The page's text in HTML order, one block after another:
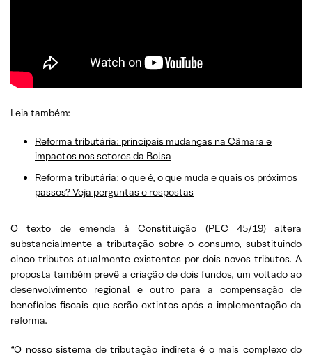
Leia também:
Reforma tributária: principais mudanças na Câmara e
impactos nos setores da Bolsa
Reforma tributária: o que é, o que muda e quais os próximos
passos? Veja perguntas e respostas
O texto de emenda à Constituição (PEC 45/19) altera
substancialmente a tributação sobre o consumo, substituindo
cinco tributos atualmente existentes por dois novos tributos. A
proposta também prevê a criação de dois fundos, um voltado ao
desenvolvimento regional e outro para a compensação de
benefícios fiscais que serão extintos após a implementação da
reforma.
“O nosso sistema de tributação indireta é o mais complexo do